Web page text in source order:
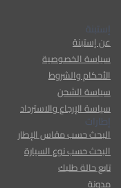
إستبنة
عن إستبنة
سياسة الخصوصية
الأحكام والشروط
سياسة الشحن
سياسة الإرجاع والاسترداد
إطارات
البحث حسب مقاس الإطار
البحث حسب نوع السيارة
تابع حالة طلبك
مدونة